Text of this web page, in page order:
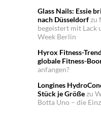
Glass Nails: Essie
nach Düsseldorfzu
begeistert mit Lack
Week Berlin
Hyrox Fitness-
globale Fitness-
anfangen?
Longines
Stück je Größezu
Botta Uno – die